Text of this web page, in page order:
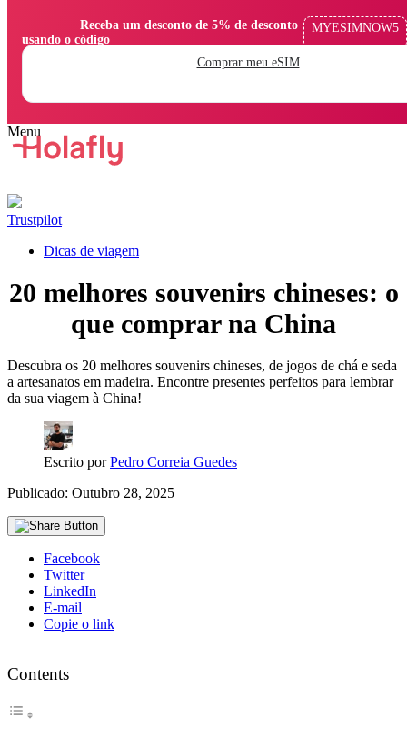
usando o código
MYESIMNOW5
Comprar meu eSIM
Trustpilot
Dicas de viagem
20 melhores souvenirs chineses: o
que comprar na China
Descubra os 20 melhores souvenirs chineses, de jogos de chá e seda
a artesanatos em madeira. Encontre presentes perfeitos para lembrar
da sua viagem à China!
Escrito porPedro Correia Guedes
Publicado: Outubro 28, 2025
Facebook
Twitter
LinkedIn
E-mail
Copie o link
Contents